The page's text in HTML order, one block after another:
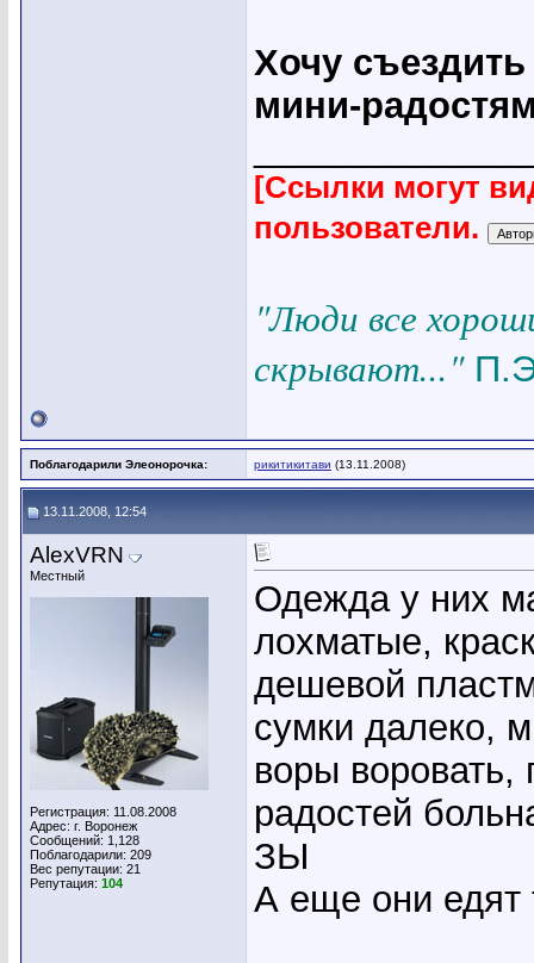
Хочу
мини-
[Ссылки могут
пользователи.
"Люди все
скрывают..."
Поблагодарили Элеонорочка: рикитикитави (13.11.2008)
13.11.2008, 12:54
AlexVRN
Местный
Регистрация: 11.08.2008
Адрес: г. Воронеж
Сообщений: 1,128
Поблагодарили: 209
Вес репутации: 21
Репутация: 104
Одежда у них
лохматые,
дешевой
сумки далеко,
воры воровать,
радостей
ЗЫ
А еще они едят